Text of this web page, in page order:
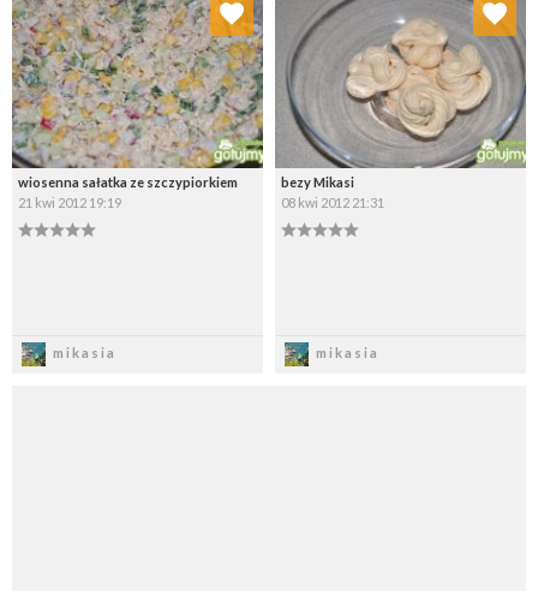
wiosenna sałatka ze szczypiorkiem
21 kwi 2012 19:19
mikasia
Wybierz listę:
bezy Mikasi
08 kwi 2012 21:31
mikasia
Wybierz listę: